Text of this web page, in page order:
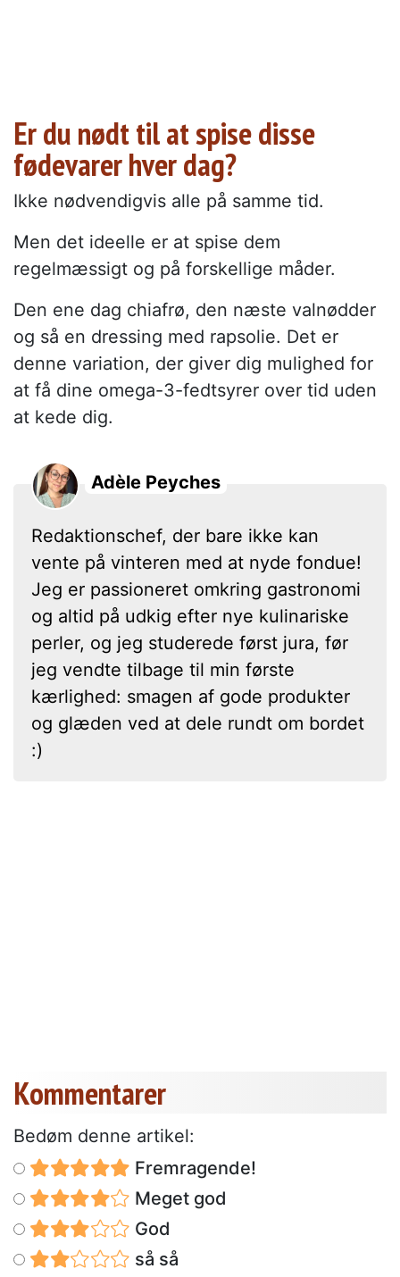
Er du nødt til at spise disse
fødevarer hver dag?
Ikke nødvendigvis alle på samme tid.
Men det ideelle er at spise dem
regelmæssigt og på forskellige måder.
Den ene dag chiafrø, den næste valnødder
og så en dressing med rapsolie. Det er
denne variation, der giver dig mulighed for
at få dine omega-3-fedtsyrer over tid uden
at kede dig.
Adèle Peyches
Redaktionschef, der bare ikke kan
vente på vinteren med at nyde fondue!
Jeg er passioneret omkring gastronomi
og altid på udkig efter nye kulinariske
perler, og jeg studerede først jura, før
jeg vendte tilbage til min første
kærlighed: smagen af gode produkter
og glæden ved at dele rundt om bordet
:)
Kommentarer
Bedøm denne artikel:
Fremragende!
Meget god
God
så så